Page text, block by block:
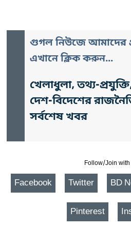
গুগল নিউজে আমাদের
এখানে ক্লিক করুন...
খেলাধুলা, তথ্য-
দেশ-বিদেশের
সর্বশেষ খবর
Follow/Join with
Facebook Twitter BD
Pinterest